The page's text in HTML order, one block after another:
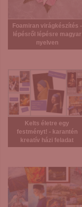
Foamiran virágkészítés -
lépésről lépésre magyar
nyelven
Kelts életre egy
festményt! - karantén
kreatív házi feladat